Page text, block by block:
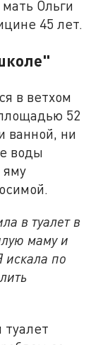
Ольги
45 лет.
в ветхом
52
ванной, ни
воды
яму
в туалет в
маму и
искала по